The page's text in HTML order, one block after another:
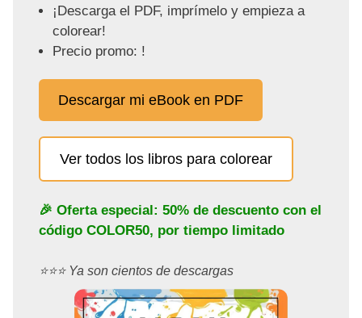
¡Descarga el PDF, imprímelo y empieza a
colorear!
Precio promo: !
Descargar mi eBook en PDF
Ver todos los libros para colorear
🎉 Oferta especial: 50% de descuento con el
código COLOR50, por tiempo limitado
⭐️⭐️⭐️ Ya son cientos de descargas